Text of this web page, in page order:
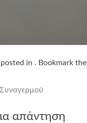
in . Bookmark the
απάντηση